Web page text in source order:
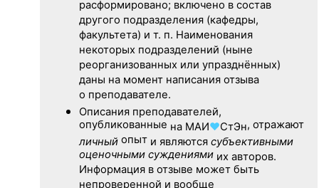
расформировано; включено в состав
другого подразделения (кафедры,
факультета) и т. п. Наименования
некоторых подразделений (ныне
реорганизованных или упразднённых)
даны на момент написания отзыва
о преподавателе.
Описания преподавателей,
опубликованные на МАИ♥СтЭн, отражают
личныйопыт и являются субъективными
оценочными суждениямиих авторов.
Информация в отзыве может быть